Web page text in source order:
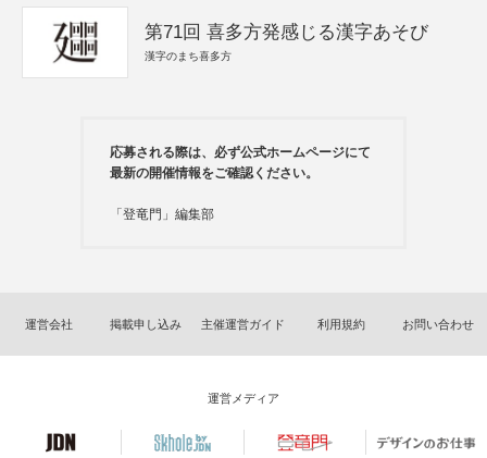
第71回 喜多方発感じる漢字あそび
漢字のまち喜多方
応募される際は、必ず公式ホームページにて
最新の開催情報をご確認ください。
「登竜門」編集部
運営会社 掲載申し込み 主催運営ガイド 利用規約 お問い合わせ
運営メディア